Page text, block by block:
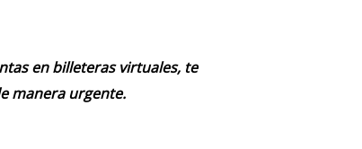
en billeteras virtuales, te
manera urgente.